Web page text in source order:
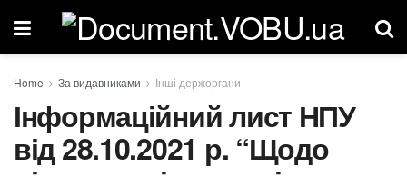
Home За видавниками Інші держоргани
Інформаційний лист НПУ
від 28.10.2021 р. “Щодо